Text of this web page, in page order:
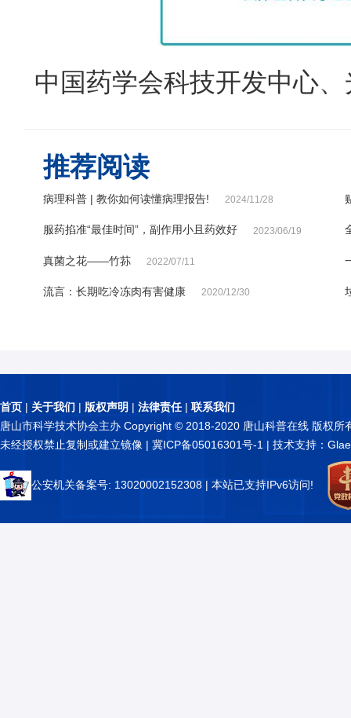
中国药学会科技开发中心
推荐阅读
病理科普 | 教你如何读懂病理报告! 2024/11/28
服药掐准“最佳时间”，副作用小且药效好 2023/06/19
真菌之花——竹荪 2022/07/11
流言：长期吃冷冻肉有害健康 2020/12/30
首页 | 关于我们 | 版权声明 | 法律责任| 联系我们
唐山市科学技术协会主办 Copyright © 2018-2020 唐山科普在线 版权所
未经授权禁止复制或建立镜像 | 冀ICP备05016301号-1 | 技术支持：
公安机关备案号: 13020002152308 | 本站已支持IPv6访问!